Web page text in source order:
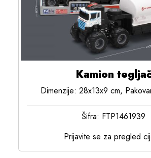
Kamion tegljač
Dimenzije: 28x13x9 cm,
Šifra: FTP1461939
Prijavite se za pregled